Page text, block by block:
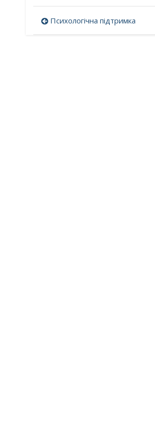
Навігація
записів
Психологічна підтримка